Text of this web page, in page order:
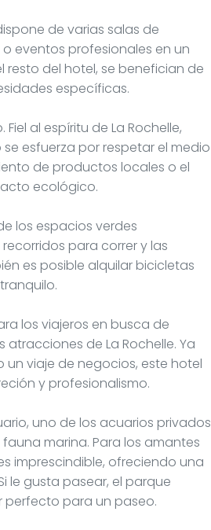
de varias salas de
eventos profesionales en un
resto del hotel, se benefician de
específicas.
al espíritu de La Rochelle,
esfuerza por respetar el medio
de productos locales o el
ecológico.
los espacios verdes
para correr y las
es posible alquilar bicicletas
los viajeros en busca de
de La Rochelle. Ya
viaje de negocios, este hotel
y profesionalismo.
uno de los acuarios privados
marina. Para los amantes
imprescindible, ofreciendo una
le gusta pasear, el parque
perfecto para un paseo.